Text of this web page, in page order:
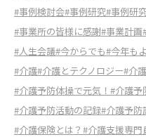
#事例検討会#事例研究#事例研
#事業所の皆様に感謝#事業計画
#人生会議#今からでも#今年も
#介護#介護とテクノロジー#介
#介護予防体操で元気！ #介護予
#介護予防活動の記録#介護予防
#介護保険とは？ #介護支援専門